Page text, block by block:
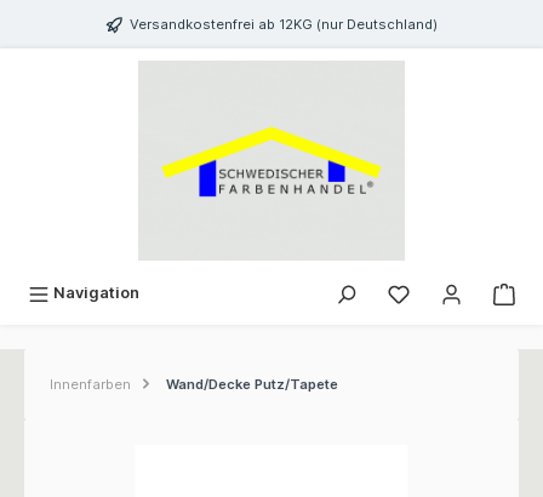
springen Versandkostenfrei ab 12KG (nur Deutschland)
Navigation
Innenfarben Wand/Decke Putz/Tapete